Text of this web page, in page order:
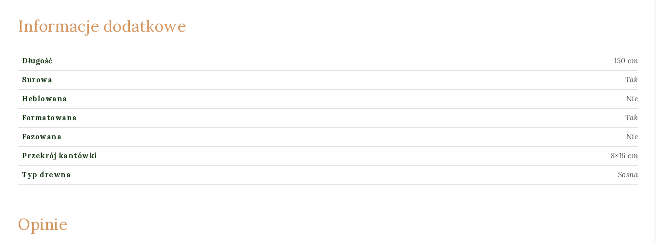
Informacje dodatkowe
Długość 150 cm
Surowa Tak
Heblowana Nie
Formatowana Tak
Fazowana Nie
Przekrój kantówki 8×16 cm
Typ drewna Sosna
Opinie